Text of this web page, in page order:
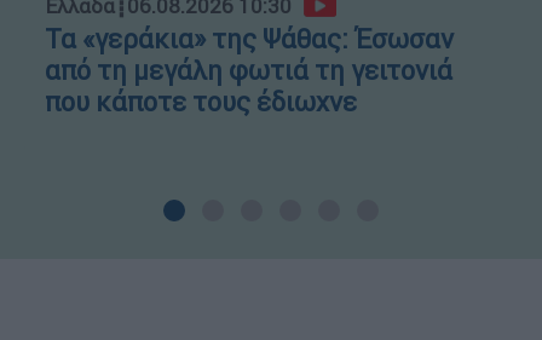
Ελλάδα┋06.08.2026 10:30
Τα «γεράκια» της Ψάθας: Έσωσαν
από τη μεγάλη φωτιά τη γειτονιά
που κάποτε τους έδιωχνε